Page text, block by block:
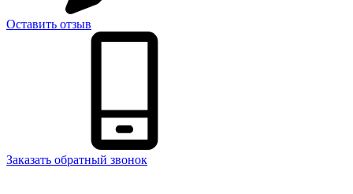
Оставить отзыв
Заказать обратный звонок